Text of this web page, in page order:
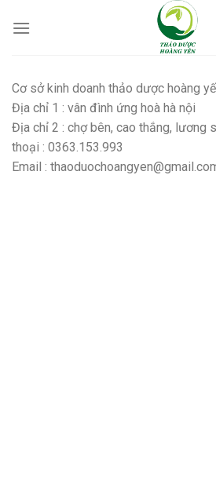
Cơ sở kinh doanh thảo dược hoàng
Địa chỉ 1 : vân đình ứng hoà hà nội
Địa chỉ 2 : chợ bên, cao thắng, lương
thoại : 0363.153.993
Email :